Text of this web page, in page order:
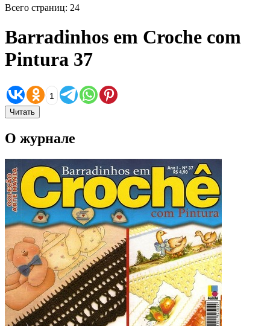
Всего страниц: 24
Barradinhos em Croche com
Pintura 37
1
Читать
О журнале